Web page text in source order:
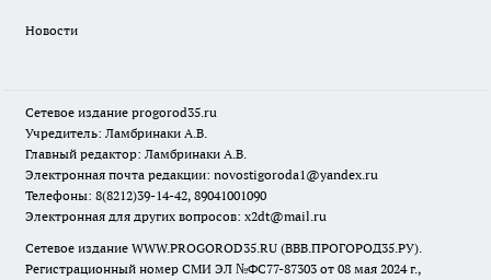
Новости
Сетевое издание progorod35.ru
Учредитель: Ламбринаки А.В.
Главный редактор: Ламбринаки А.В.
Электронная почта редакции: novostigoroda1@yandex.ru
Телефоны: 8(8212)39-14-42, 89041001090
Электронная для других вопросов: x2dt@mail.ru
Сетевое издание WWW.PROGOROD35.RU (ВВВ.ПРОГОРОД35.РУ).
Регистрационный номер СМИ ЭЛ №ФС77-87303 от 08 мая 2024 г.,